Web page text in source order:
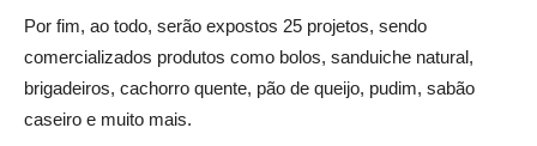
Por fim, ao todo, serão expostos 25 projetos, sendo
comercializados produtos como bolos, sanduiche natural,
brigadeiros, cachorro quente, pão de queijo, pudim, sabão
caseiro e muito mais.